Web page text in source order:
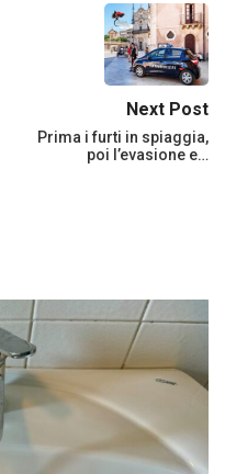
Next Post
Prima i furti in spiaggia,
poi l’evasione e…